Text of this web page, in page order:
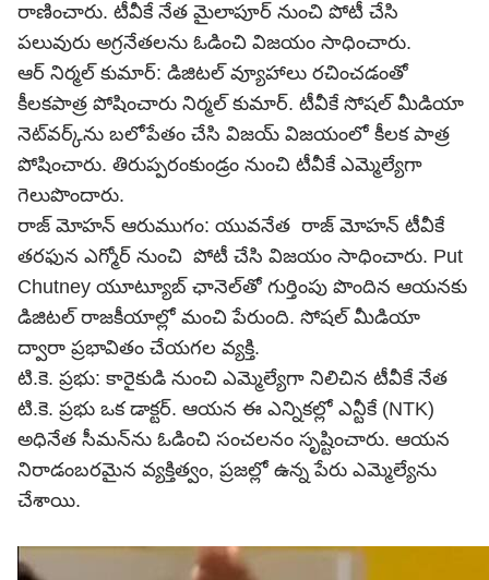
రాణించారు. టీవీకే నేత మైలాపూర్ నుంచి పోటీ చేసి
పలువురు అగ్రనేతలను ఓడించి విజయం సాధించారు.
ఆర్ నిర్మల్ కుమార్: డిజిటల్ వ్యూహాలు రచించడంతో
కీలకపాత్ర పోషించారు నిర్మల్ కుమార్. టీవీకే సోషల్ మీడియా
నెట్‌వర్క్‌ను బలోపేతం చేసి విజయ్ విజయంలో కీలక పాత్ర
పోషించారు. తిరుప్పరంకుండ్రం నుంచి టీవీకే ఎమ్మెల్యేగా
గెలుపొందారు.
రాజ్ మోహన్ ఆరుముగం: యువనేత రాజ్ మోహన్ టీవీకే
తరఫున ఎగ్మోర్ నుంచి పోటీ చేసి విజయం సాధించారు. Put
Chutney యూట్యూబ్ ఛానెల్‌తో గుర్తింపు పొందిన ఆయనకు
డిజిటల్ రాజకీయాల్లో మంచి పేరుంది. సోషల్ మీడియా
ద్వారా ప్రభావితం చేయగల వ్యక్తి.
టి.కె. ప్రభు: కారైకుడి నుంచి ఎమ్మెల్యేగా నిలిచిన టీవీకే నేత
టి.కె. ప్రభు ఒక డాక్టర్. ఆయన ఈ ఎన్నికల్లో ఎన్టీకే (NTK)
అధినేత సీమన్‌ను ఓడించి సంచలనం సృష్టించారు. ఆయన
నిరాడంబరమైన వ్యక్తిత్వం, ప్రజల్లో ఉన్న పేరు ఎమ్మెల్యేను
చేశాయి.